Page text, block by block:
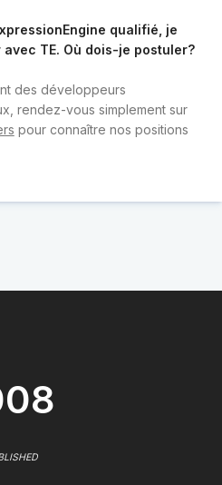
qualifié, je
TE. Où dois-je postuler?
des développeurs
rendez-vous simplement sur
pour connaître nos positions